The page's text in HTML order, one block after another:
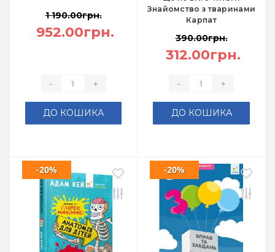
1 190.00грн.
952.00грн.
- +
ДО КОШИКА
Знайомство з тваринами
Карпат
390.00грн.
312.00грн.
- +
ДО КОШИКА
-20% -20%